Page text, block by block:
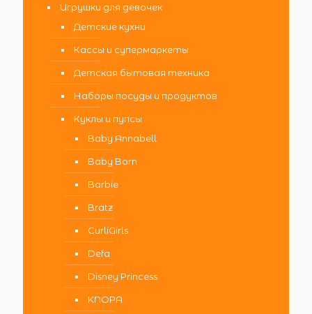
Игрушки для девочек
Детские кухни
Кассы и супермаркеты
Детская бытовая техника
Наборы посуды и продуктов
Куклы и пупсы
Baby Annabell
Baby Born
Barbie
Bratz
CurliGirls
Defa
Disney Princess
KNOPA